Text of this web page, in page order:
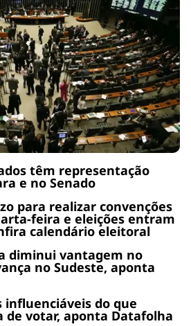
têm representação
e no Senado
para realizar convenções
feira e eleições entram
calendário eleitoral
diminui vantagem no
no Sudeste, aponta
influenciáveis do que
de votar, aponta Datafolha